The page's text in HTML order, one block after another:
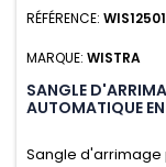
RÉFÉRENCE:
MARQUE: WISTRA
SANGLE
AUTOMATIQUE
Sangle